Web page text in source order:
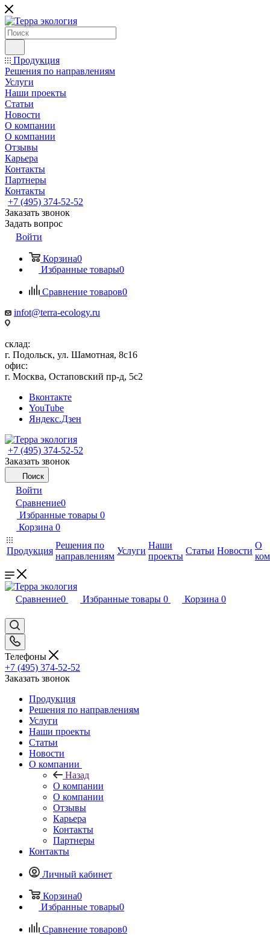
Продукция
Решения по направлениям
Услуги
Наши проекты
Статьи
Новости
О компании
О компании
Отзывы
Карьера
Контакты
Партнеры
Контакты
+7 (495) 374-52-52
Заказать звонок
Задать вопрос
Войти
Корзина0
Избранные товары0
Сравнение товаров0
infot@terra-ecology.ru
склад:
г. Подольск, ул. Шамотная, 8с16
офис:
г. Москва, Остаповский пр-д, 5с2
Вконтакте
YouTube
Яндекс.Дзен
+7 (495) 374-52-52
Заказать звонок
Поиск
Войти
Сравнение0
Избранные товары 0
Корзина 0
Продукция
Решения по
направлениям
Услуги
Наши
проекты
Статьи Новости
О
Сравнение0 Избранные товары 0 Корзина 0
Телефоны
+7 (495) 374-52-52
Заказать звонок
Продукция
Решения по направлениям
Услуги
Наши проекты
Статьи
Новости
О компании
Назад
О компании
О компании
Отзывы
Карьера
Контакты
Партнеры
Контакты
Личный кабинет
Корзина0
Избранные товары0
Сравнение товаров0